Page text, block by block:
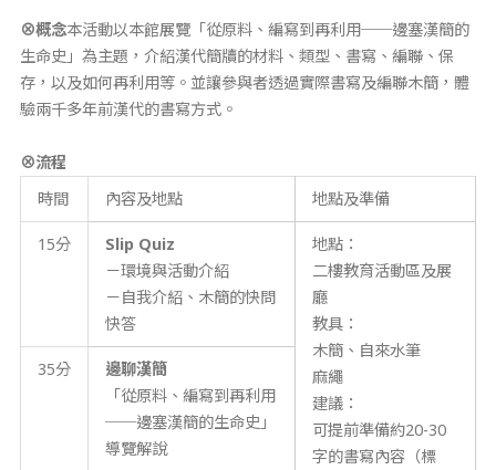
⊗概念本活動以本館展覽「從原料、編寫到再利用──邊塞漢簡的
生命史」為主題，介紹漢代簡牘的材料、類型、書寫、編聯、保
存，以及如何再利用等。並讓參與者透過實際書寫及編聯木簡，體
驗兩千多年前漢代的書寫方式。
⊗流程
時間
內容及地點 地點及準備
15分
Slip Quiz
－環境與活動介紹
－自我介紹、木簡的快問
快答
地點：
二樓教育活動區及展
廳
教具：
木簡、自來水筆
麻繩
建議：
可提前準備約20-30
字的書寫內容（標
35分
邊聊漢簡
「從原料、編寫到再利用
──邊塞漢簡的生命史」
導覽解說